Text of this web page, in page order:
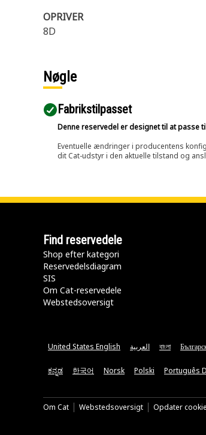
OPRIVER
8D
Nøgle
Fabrikstilpasset
Denne reservedel er designet til at passe
Eventuelle ændringer i producentens
dit Cat-udstyr i den aktuelle tilstand og
Find reservedele
Shop efter kategori
Reservedelsdiagram
SIS
Om Cat-reservedele
Webstedsoversigt
United States English العربية বাংলা
ಕನ್ನಡ 한국어 Norsk Polski Português
Om Cat Webstedsoversigt Opdater